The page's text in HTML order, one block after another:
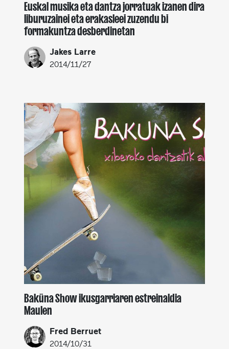
Euskal musika eta dantza jorratuak izanen dira
liburuzainei eta erakasleei zuzendu bi
formakuntza desberdinetan
Jakes Larre
2014/11/27
Baküna Show ikusgarriaren estreinaldia
Maulen
Fred Berruet
2014/10/31